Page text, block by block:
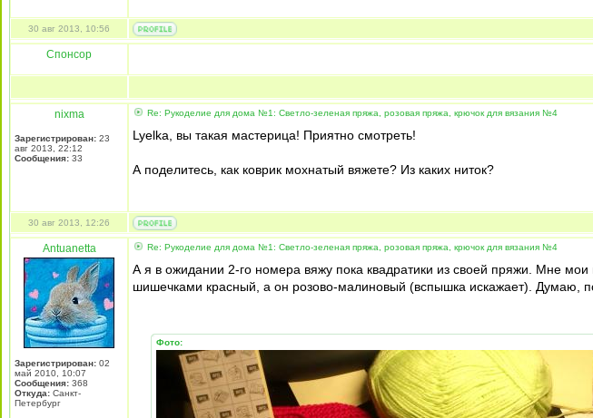
30 авг 2013, 10:56
Спонсор
nixma
Зарегистрирован: 23
авг 2013, 22:12
Сообщения: 33
Re: Рукоделие для дома №1: Светло-зеленая пряжа, розовая пряжа, крючок для вязания №4
Lyelka, вы такая мастерица! Приятно смотреть!
А поделитесь, как коврик мохнатый вяжете? Из каких ниток?
30 авг 2013, 12:26
Antuanetta
Зарегистрирован: 02
май 2010, 10:07
Сообщения: 368
Откуда: Санкт-
Петербург
Re: Рукоделие для дома №1: Светло-зеленая пряжа, розовая пряжа, крючок для вязания №4
А я в ожидании 2-го номера вяжу пока квадратики из своей пряжи. Мне
шишечками красный, а он розово-малиновый (вспышка искажает). Думаю, по
Фото: